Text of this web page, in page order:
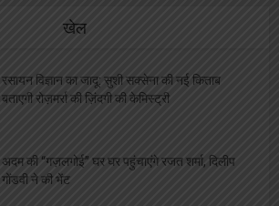
खेल
रसायन विज्ञान का जादू: सुशी सक्सेना की नई किताब
बताएगी रोज़मर्रा की ज़िंदगी की केमिस्ट्री
अदम की “गज़लगोई” घर घर पहुंचाएंगे रजत शर्मा, दिलीप
गोंडवी ने की भेंट